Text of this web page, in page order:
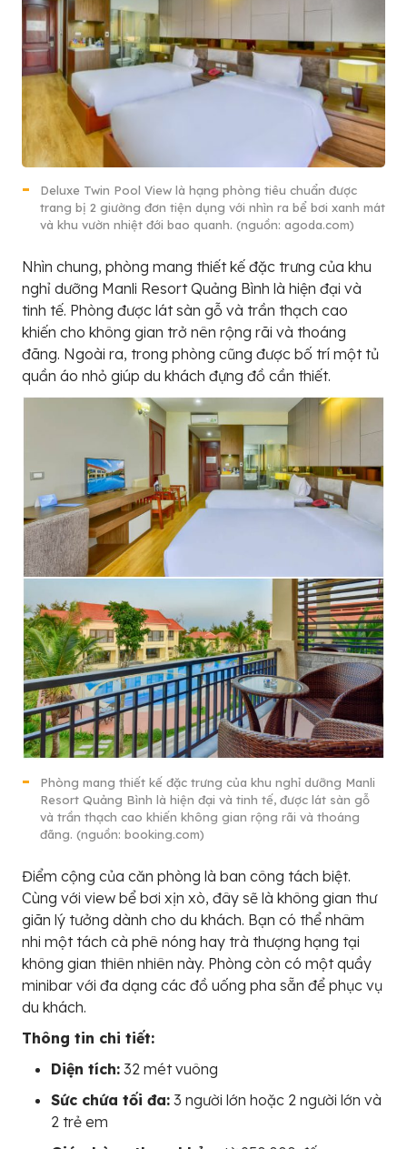
Deluxe Twin Pool View là hạng phòng tiêu chuẩn được
trang bị 2 giường đơn tiện dụng với nhìn ra bể bơi xanh mát
và khu vườn nhiệt đới bao quanh. (nguồn: agoda.com)
Nhìn chung, phòng mang thiết kế đặc trưng của khu
nghỉ dưỡng Manli Resort Quảng Bình là hiện đại và
tinh tế. Phòng được lát sàn gỗ và trần thạch cao
khiến cho không gian trở nên rộng rãi và thoáng
đãng. Ngoài ra, trong phòng cũng được bố trí một tủ
quần áo nhỏ giúp du khách đựng đồ cần thiết.
Phòng mang thiết kế đặc trưng của khu nghỉ dưỡng Manli
Resort Quảng Bình là hiện đại và tinh tế, được lát sàn gỗ
và trần thạch cao khiến không gian rộng rãi và thoáng
đãng. (nguồn: booking.com)
Điểm cộng của căn phòng là ban công tách biệt.
Cùng với view bể bơi xịn xò, đây sẽ là không gian thư
giãn lý tưởng dành cho du khách. Bạn có thể nhâm
nhi một tách cà phê nóng hay trà thượng hạng tại
không gian thiên nhiên này. Phòng còn có một quầy
minibar với đa dạng các đồ uống pha sẵn để phục vụ
du khách.
Thông tin chi tiết:
Diện tích: 32 mét vuông
Sức chứa tối đa: 3 người lớn hoặc 2 người lớn và
2 trẻ em